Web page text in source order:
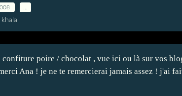
khala
poire / chocolat , vue ici ou là sur vos
Ana ! je ne te remercierai jamais assez ! j'ai